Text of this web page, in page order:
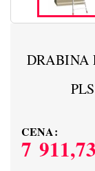
DRABINA
CENA:
7